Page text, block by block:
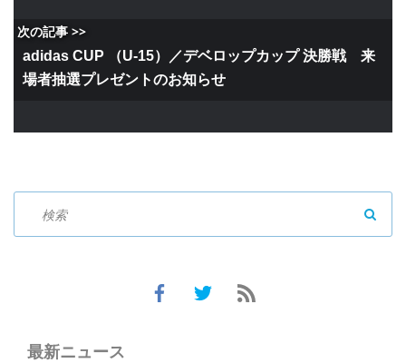
次の記事 >>
adidas CUP （U-15）／デベロップカップ 決勝戦 来
場者抽選プレゼントのお知らせ
最新ニュース